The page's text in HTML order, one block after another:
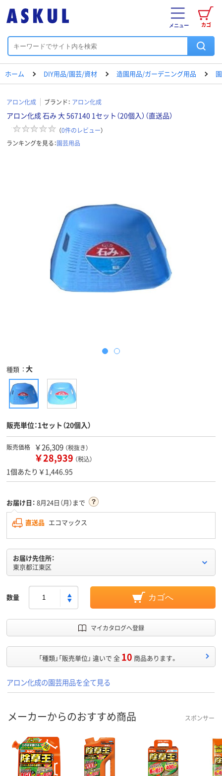
カゴ
メニュー
ホーム DIY用品/園芸/資材 造園用品/ガーデニング用品
アロン化成 ブランド： アロン化成
アロン化成 石み 大 567140 1セット（20個入）（直送品）
（0件のレビュー）
ランキングを見る：園芸用品
種類 大
販売単位：1セット（20個入）
販売価格 ￥26,309 （税抜き）
￥28,939 （税込）
1個あたり￥1,446.95
お届け日： 8月24日（月）まで
直送品 エコマックス
お届け先住所：
東京都江東区
数量 カゴへ
マイカタログへ登録
「種類」「販売単位」 違いで 全 10 商品あります。
アロン化成の園芸用品を全て見る
メーカーからのおすすめ商品 スポンサー